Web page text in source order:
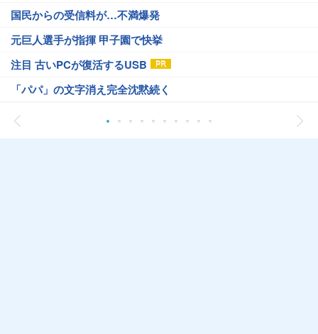
国民からの受信料が…不満爆発
元巨人選手が指揮 甲子園で快挙
注目 古いPCが復活するUSB
「パパ」の文字消え完全沈黙続く